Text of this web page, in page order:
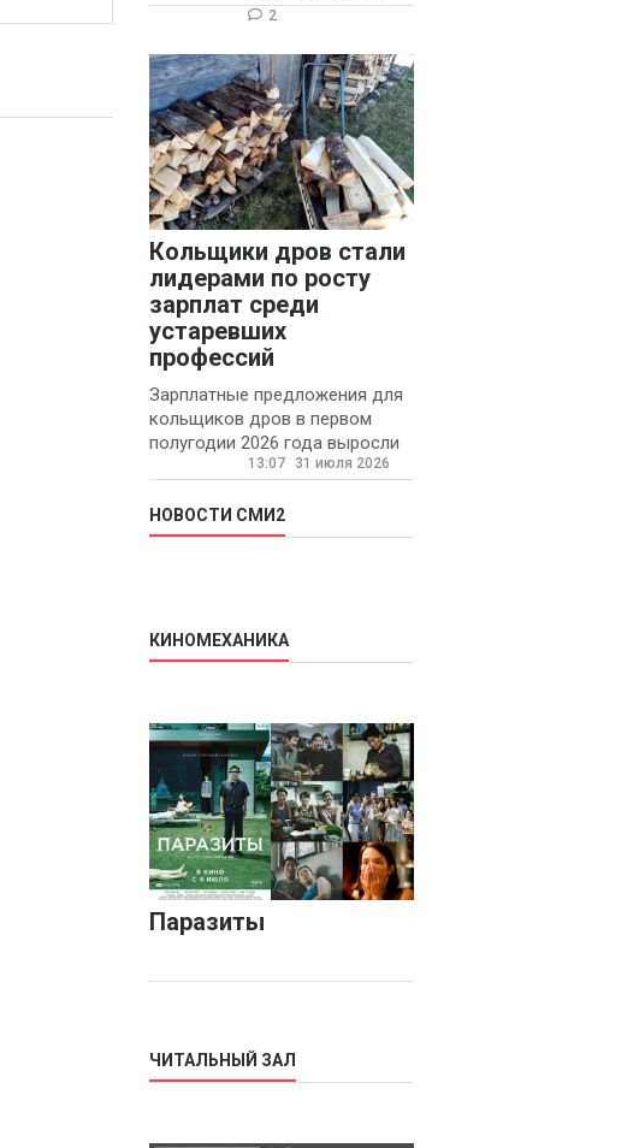
руководителя являются
конфликтов и раздражения в
2
Кольщики дров стали
лидерами по росту
зарплат среди
устаревших
профессий
Зарплатные предложения для
кольщиков дров в первом
полугодии 2026 года выросли
на 58% - 62 тысяч рублей в
«Прайм».
13:07 31 июля 2026
НОВОСТИ СМИ2
КИНОМЕХАНИКА
Паразиты
ЧИТАЛЬНЫЙ ЗАЛ